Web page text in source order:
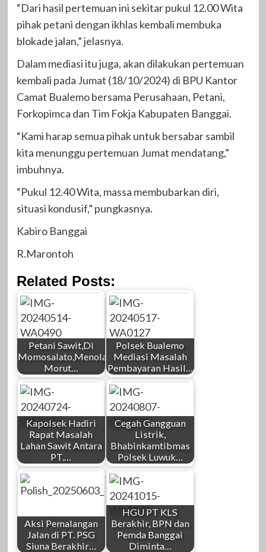
“Dari hasil pertemuan ini sekitar pukul 12.00 Wita
pihak petani dengan ikhlas kembali membuka
blokade jalan,” jelasnya.
Dalam mediasi itu juga, akan dilakukan pertemuan
kembali pada Jumat (18/10/2024) di BPU Kantor
Camat Bualemo bersama Perusahaan, Petani,
Forkopimca dan Tim Fokja Kabupaten Banggai.
“Kami harap semua pihak untuk bersabar sambil
kita menunggu pertemuan Jumat mendatang,”
imbuhnya.
“Pukul 12.40 Wita, massa membubarkan diri,
situasi kondusif,” pungkasnya.
Kabiro Banggai
R.Marontoh
Related Posts:
Petani Sawit,Di
Momosalato,Menolak,Pemda
Morut…
Polsek Bualemo
Mediasi Masalah
Pembayaran Hasil…
Kapolsek Hadiri
Rapat Masalah
Lahan Sawit Antara
PT.…
Cegah Gangguan
Listrik,
Bhabinkamtibmas
Polsek Luwuk…
Aksi Pemalangan
Jalan di PT. PSG
Siuna Berakhir…
HGU PT KLS
Berakhir, BPN dan
Pemda Banggai
Diminta…